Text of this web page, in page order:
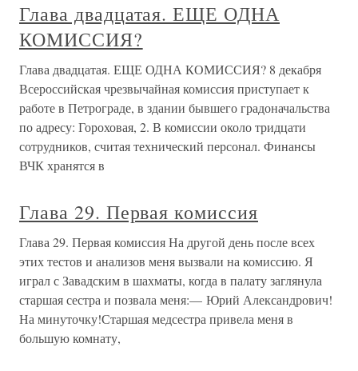
Глава двадцатая. ЕЩЕ ОДНА
КОМИССИЯ?
Глава двадцатая. ЕЩЕ ОДНА КОМИССИЯ? 8 декабря
Всероссийская чрезвычайная комиссия приступает к
работе в Петрограде, в здании бывшего градоначальства
по адресу: Гороховая, 2. В комиссии около тридцати
сотрудников, считая технический персонал. Финансы
ВЧК хранятся в
Глава 29. Первая комиссия
Глава 29. Первая комиссия На другой день после всех
этих тестов и анализов меня вызвали на комиссию. Я
играл с Завадским в шахматы, когда в палату заглянула
старшая сестра и позвала меня:— Юрий Александрович!
На минуточку!Старшая медсестра привела меня в
большую комнату,